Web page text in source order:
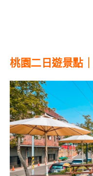
桃園二日遊景點